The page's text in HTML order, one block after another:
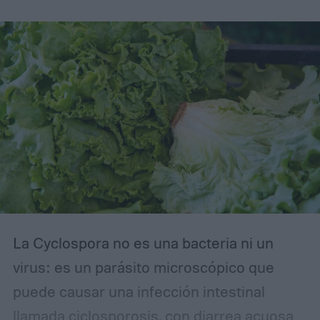
experimento, recibió datos de
aproximadamente 14.000 genomas virales
pertenecientes a la familia Microviridae.
La Cyclospora no es una bacteria ni un
virus: es un parásito microscópico que
puede causar una infección intestinal
llamada ciclosporosis, con diarrea acuosa